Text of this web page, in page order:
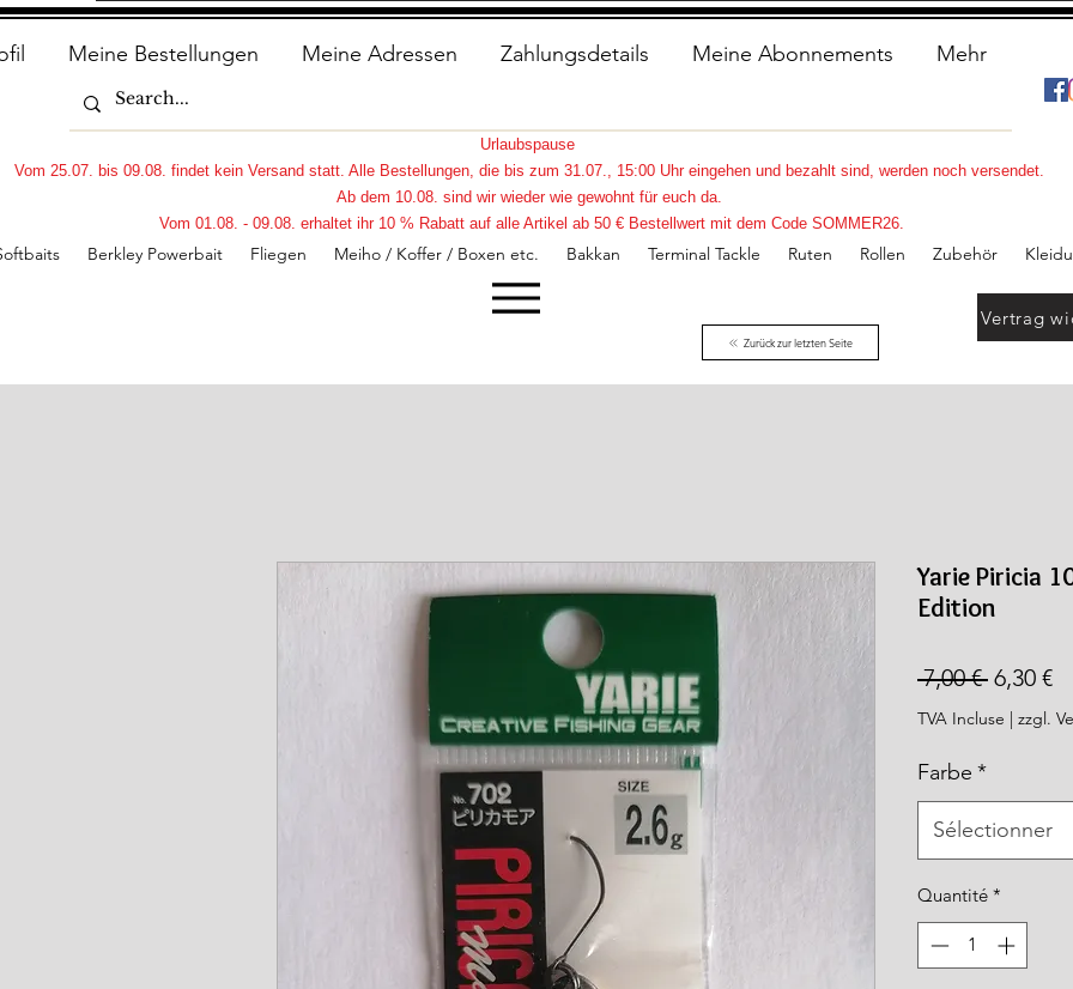
www.angel-area.com
Meine Bestellungen Meine Adressen Zahlungsdetails Meine Abonnements Mehr
Berkley Powerbait Fliegen Meiho / Koffer / Boxen etc. Bakkan Terminal Tackle Ruten Rollen Zubehör
Urlaubspause
Vom 25.07. bis 09.08. findet kein Versand statt. Alle Bestellungen, die bis zum 31.07., 15:00 Uhr eingehen und bezahlt sind, werden noch versendet.
Ab dem 10.08. sind wir wieder wie gewohnt für euch da.
Vom 01.08. - 09.08. erhaltet ihr 10 % Rabatt auf alle Artikel ab 50 € Bestellwert mit dem Code SOMMER26.
Vertrag
Zurück zur letzten Seite
Yarie Piricia
Edition
7,00 € Prix
original
6,30 €
TVA Incluse | zzgl.
Farbe *
Sélectionner
Quantité *